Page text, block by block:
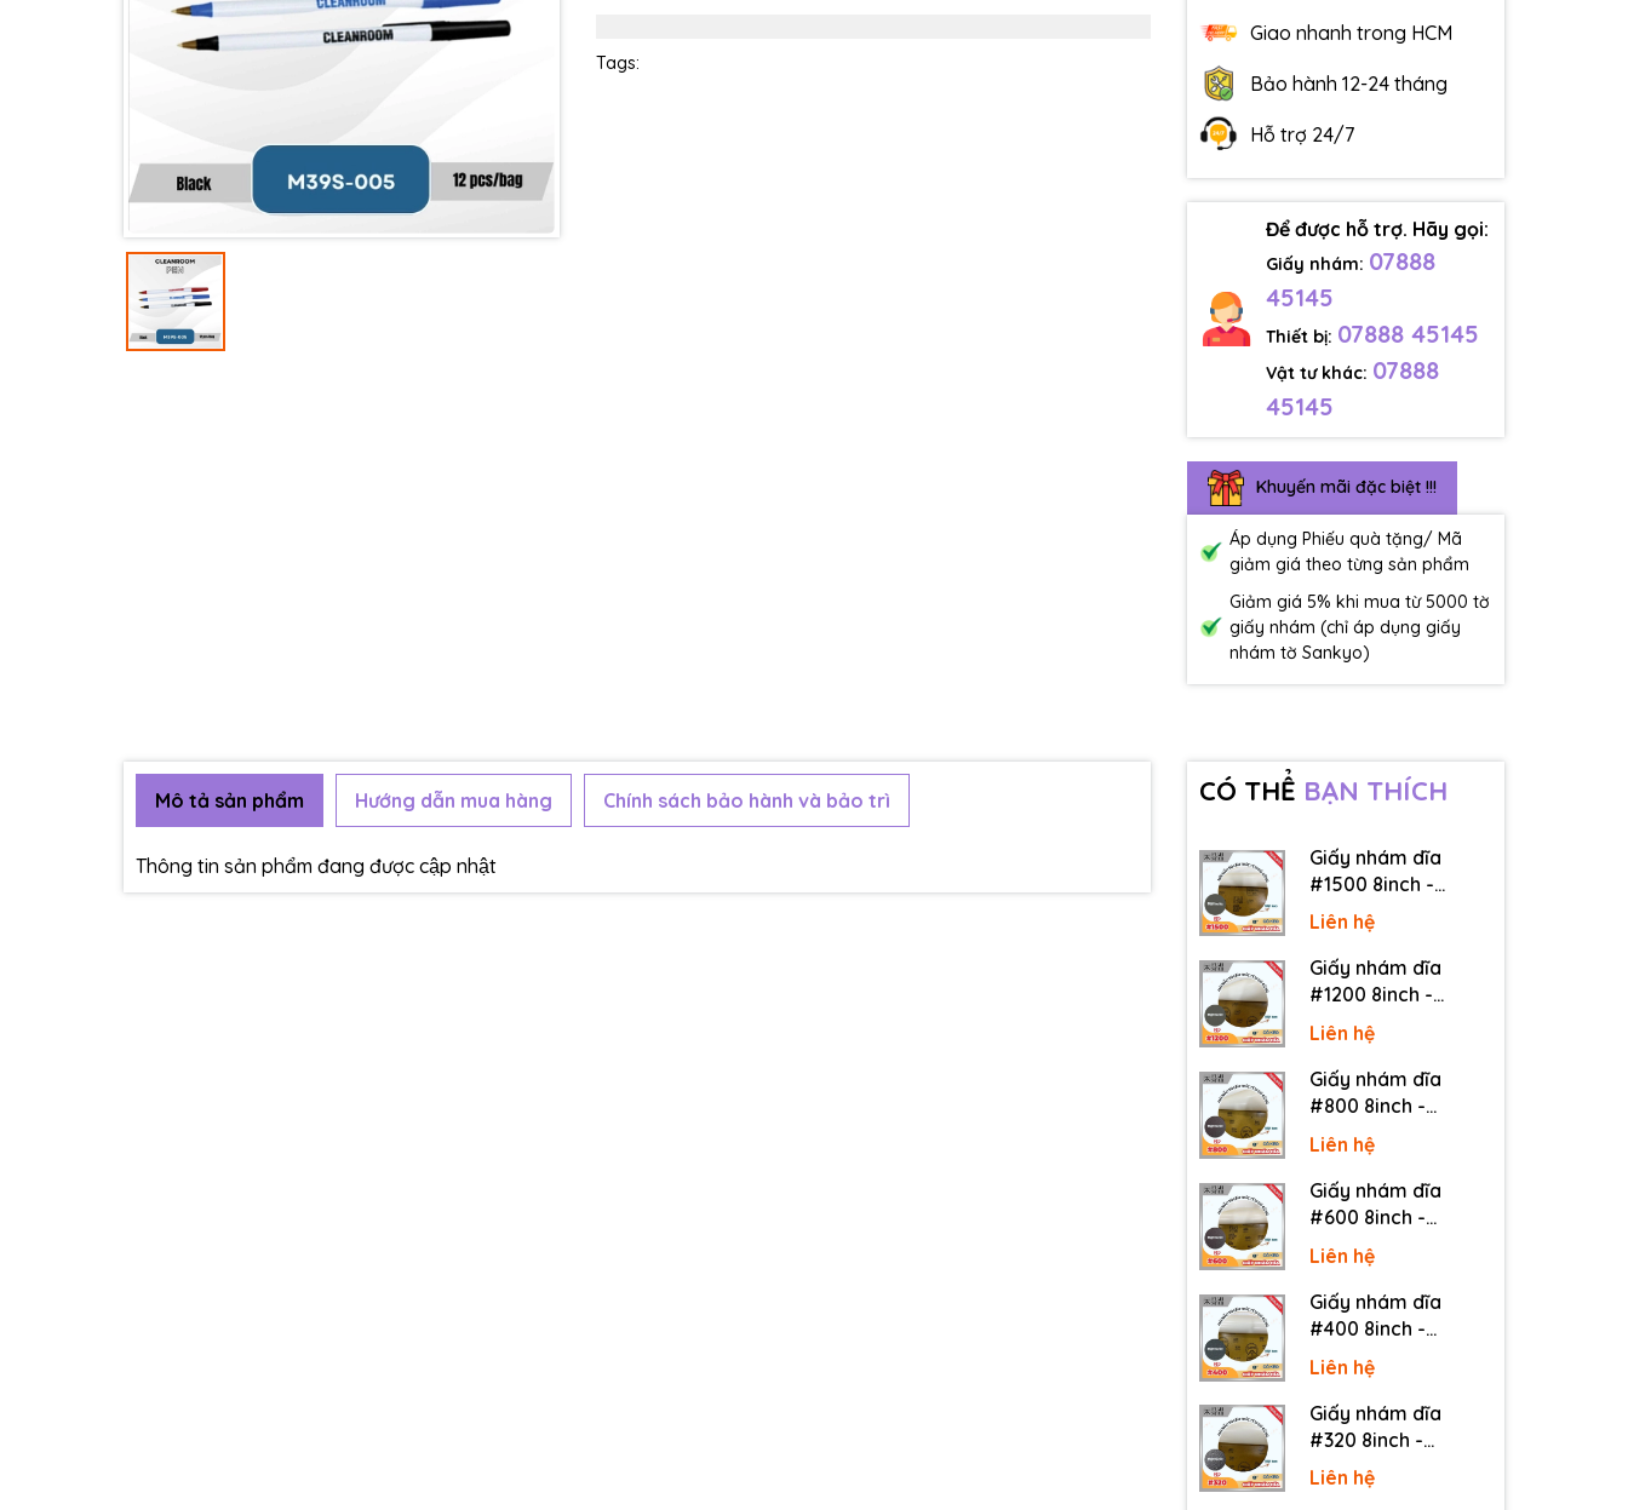
Tags:
Giao nhanh trong HCM
Bảo hành 12-24 tháng
Hỗ trợ 24/7
Để được hỗ trợ. Hãy gọi:
Giấy nhám: 07888
45145
Thiết bị: 07888 45145
Vật tư khác: 07888
45145
Khuyến mãi đặc biệt !!!
Áp dụng Phiếu quà tặng/ Mã
giảm giá theo từng sản phẩm
Giảm giá 5% khi mua từ 5000 tờ
giấy nhám (chỉ áp dụng giấy
nhám tờ Sankyo)
Mô tả sản phẩm Hướng dẫn mua hàng Chính sách bảo hành và bảo trì
Thông tin sản phẩm đang được cập nhật
CÓ THỂ BẠN THÍCH
Giấy nhám dĩa
#1500 8inch -
Sankyo (Nhật) - Có
keo (PSA)
Liên hệ
Giấy nhám dĩa
#1200 8inch -
Sankyo (Nhật) - Có
keo (PSA)
Liên hệ
Giấy nhám dĩa
#800 8inch -
Sankyo (Nhật) - Có
keo (PSA)
Liên hệ
Giấy nhám dĩa
#600 8inch -
Sankyo (Nhật) - Có
keo (PSA)
Liên hệ
Giấy nhám dĩa
#400 8inch -
Sankyo (Nhật) - Có
keo (PSA)
Liên hệ
Giấy nhám dĩa
#320 8inch -
Sankyo (Nhật) - Có
keo (PSA)
Liên hệ